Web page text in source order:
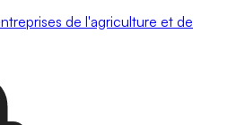
de l'agriculture et de